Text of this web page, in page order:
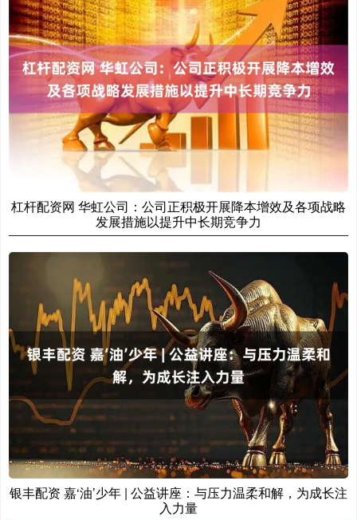
杠杆配资网 华虹公司：公司正积极开展降本增效及各项战略
发展措施以提升中长期竞争力
银丰配资 嘉‘油’少年 | 公益讲座：与压力温柔和解，为成长注
入力量